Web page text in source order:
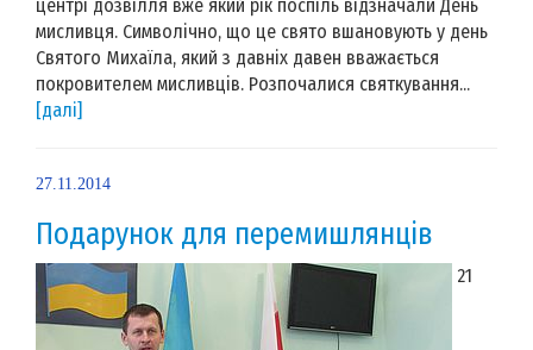
центрі дозвілля вже який рік поспіль відзначали День
мисливця. Символічно, що це свято вшановують у день
Святого Михаїла, який з давніх давен вважається
покровителем мисливців. Розпочалися святкування...
[далі]
27.11.2014
Подарунок для перемишлянців
21